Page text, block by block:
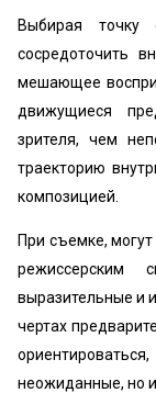
Выбирая точку
сосредоточить
мешающее
движущиеся
зрителя, чем
траекторию
композицией.
При съемке,
режиссерским
выразительные и
чертах
неожиданные, но